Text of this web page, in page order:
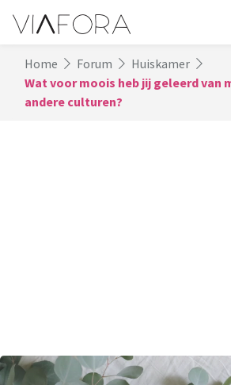
Home Forum
Huiskamer
Wat voor moois heb jij geleerd van
andere culturen?